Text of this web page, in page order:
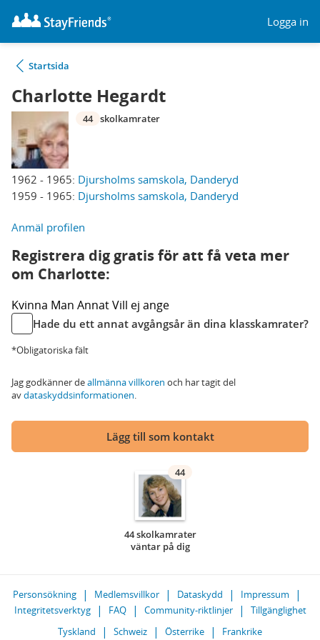
Logga in
Startsida
Charlotte Hegardt
1962 - 1965: Djursholms samskola, Danderyd
1959 - 1965: Djursholms samskola, Danderyd
44 skolkamrater
Anmäl profilen
Registrera dig gratis för att få veta mer
om Charlotte:
Kvinna Man AnnatVill ej ange
Hade du ett annat avgångsår än dina klasskamrater?
*Obligatoriska fält
Jag godkänner deallmänna villkoren och har tagit del
avdataskyddsinformationen.
Lägg till som kontakt
44
44 skolkamrater
väntar på dig
Personsökning Medlemsvillkor Dataskydd
Impressum
Integritetsverktyg
FAQ Community-riktlinjer
Tillgänglighet
Tyskland
Schweiz Österrike Frankrike